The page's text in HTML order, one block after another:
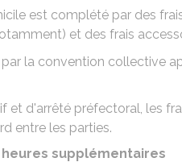
est complété par des
et des frais
la convention collective
et d'arrêté préfectoral, les
entre les parties.
supplémentaires